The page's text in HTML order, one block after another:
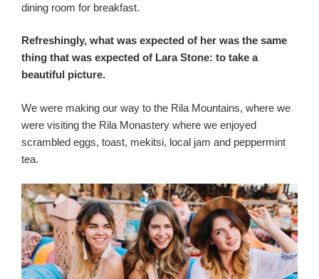
dining room for breakfast.
Refreshingly, what was expected of her was the same
thing that was expected of Lara Stone: to take a
beautiful picture.
We were making our way to the Rila Mountains, where we
were visiting the Rila Monastery where we enjoyed
scrambled eggs, toast, mekitsi, local jam and peppermint
tea.